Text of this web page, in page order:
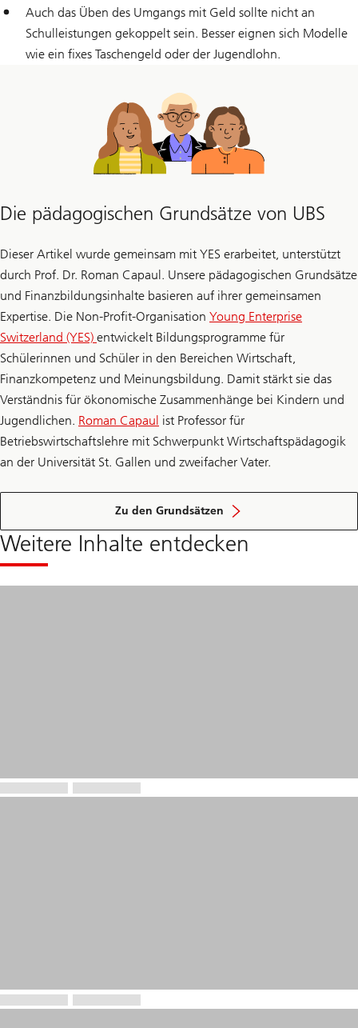
Auch das Üben des Umgangs mit Geld sollte nicht an
Schulleistungen gekoppelt sein. Besser eignen sich Modelle
wie ein fixes Taschengeld oder der Jugendlohn.
Die pädagogischen Grundsätze von UBS
Dieser Artikel wurde gemeinsam mit YES erarbeitet, unterstützt
durch Prof. Dr. Roman Capaul. Unsere pädagogischen Grundsätze
und Finanzbildungsinhalte basieren auf ihrer gemeinsamen
Expertise. Die Non-Profit-Organisation Young Enterprise
Switzerland (YES) entwickelt Bildungsprogramme für
Schülerinnen und Schüler in den Bereichen Wirtschaft,
Finanzkompetenz und Meinungsbildung. Damit stärkt sie das
Verständnis für ökonomische Zusammenhänge bei Kindern und
Jugendlichen. Roman Capaul ist Professor für
Betriebswirtschaftslehre mit Schwerpunkt Wirtschaftspädagogik
an der Universität St. Gallen und zweifacher Vater.
Zu den Grundsätzen
der
Weitere Inhalte entdecken